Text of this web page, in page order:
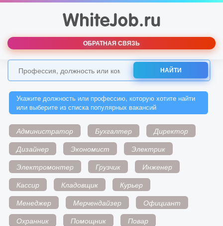
ОБРАТНАЯ СВЯЗЬ
НАЙТИ
Укажите должность или профессию, которую хотите найти
или выберите из списка популярных вакансий
Администратор Бухгалтер
Директор
Дизайнер
Экономист
Электрик
Электромонтер
Грузчик
Инженер
Кассир
Кладовщик
Курьер
Менеджер
Мерчендайзер
Официант
Охранник
Помощник
Повар